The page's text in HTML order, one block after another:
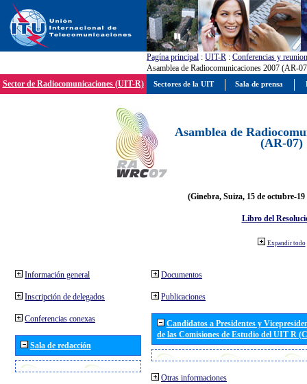
Pagína principal : UIT-R : Conferencias y
Asamblea de Radiocomunicaciones 2007 (AR-
Sector de Radiocomunicaciones (UIT-R)
Asamblea de
(AR-07)
(Ginebra, Suiza, 15 de octubre-19
Libro del
Expandir todo
Información general
Inscripción de delegados
Conferencias conexas
Sala de redacción
Documentos
Publicaciones
Candidatos a Presidentes y
de las Comisiones de Estudio del UIT R
Otras informaciones
Sectores de la UIT Sala de prensa